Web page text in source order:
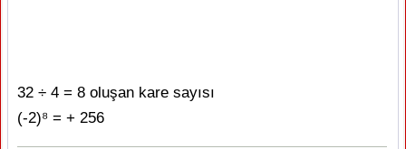
32 ÷ 4 = 8 oluşan kare sayısı
(-2)⁸ = + 256